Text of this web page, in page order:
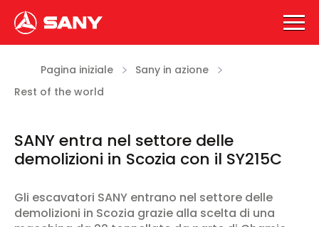
Pagina iniziale
Sany in azione
Rest of the world
SANY entra nel settore delle
demolizioni in Scozia con il SY215C
Gli escavatori SANY entrano nel settore delle
demolizioni in Scozia grazie alla scelta di una